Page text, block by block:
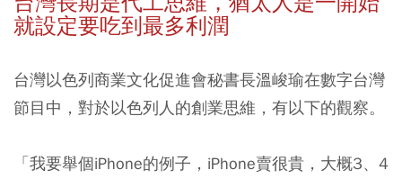
就設定要吃到最多利潤
台灣以色列商業文化促進會秘書長溫峻瑜在數字台灣
節目中，對於以色列人的創業思維，有以下的觀察。
「我要舉個iPhone的例子，iPhone賣很貴，大概3、4